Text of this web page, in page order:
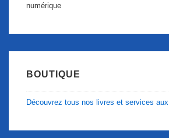
numérique
BOUTIQUE
Découvrez tous nos livres et services